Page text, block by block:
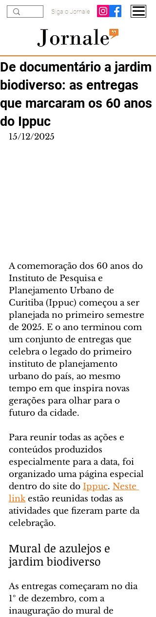
Siga o Jornale
De documentário a jardim
biodiverso: as entregas
que marcaram os 60 anos
do Ippuc
15/12/2025
A comemoração dos 60 anos do
Instituto de Pesquisa e
Planejamento Urbano de
Curitiba (Ippuc) começou a ser
planejada no primeiro semestre
de 2025. E o ano terminou com
um conjunto de entregas que
celebra o legado do primeiro
instituto de planejamento
urbano do país, ao mesmo
tempo em que inspira novas
gerações para olhar para o
futuro da cidade.
Para reunir todas as ações e
conteúdos produzidos
especialmente para a data, foi
organizado uma página especial
dentro do site do Ippuc. Neste
link estão reunidas todas as
atividades que fizeram parte da
celebração.
Mural de azulejos e
jardim biodiverso
As entregas começaram no dia
1º de dezembro, com a
inauguração do mural de